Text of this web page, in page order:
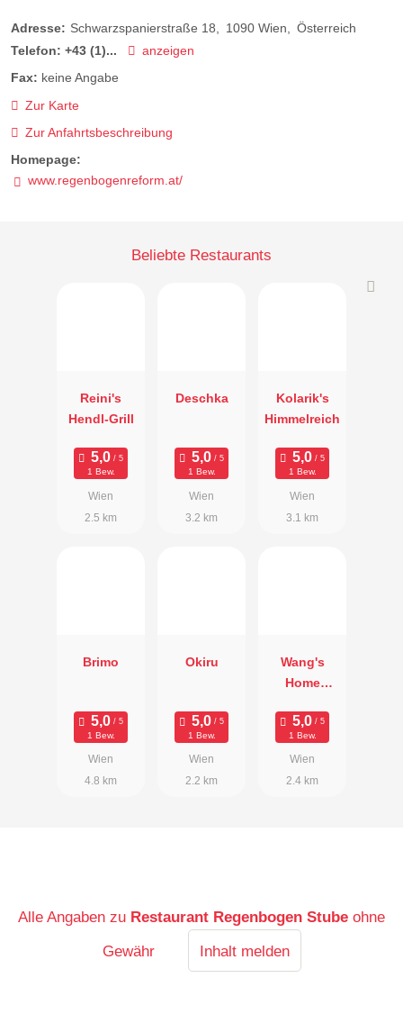
Adresse: Schwarzspanierstraße 18 1090 Wien
Österreich
Telefon: +43 (1)...
anzeigen
Fax: keine Angabe
Zur Karte
Zur Anfahrtsbeschreibung
Homepage:
www.regenbogenreform.at/
Beliebte Restaurants
Reini's
Hendl-Grill
1 Bew.
Wien
2.5 km
Deschka
1 Bew.
Wien
3.2 km
Kolarik's
Himmelreich
1 Bew.
Wien
3.1 km
Brimo
1 Bew.
Wien
4.8 km
Okiru
1 Bew.
Wien
2.2 km
Wang's
Home
1 Bew.
Wien
2.4 km
Alle Angaben zu Restaurant Regenbogen Stube ohne
Gewähr
Inhalt melden